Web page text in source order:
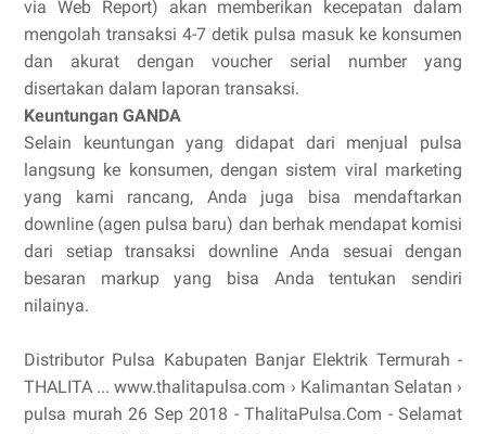
via Web Report) akan memberikan kecepatan dalam
mengolah transaksi 4-7 detik pulsa masuk ke konsumen
dan akurat dengan voucher serial number yang
disertakan dalam laporan transaksi.
Keuntungan GANDA
Selain keuntungan yang didapat dari menjual pulsa
langsung ke konsumen, dengan sistem viral marketing
yang kami rancang, Anda juga bisa mendaftarkan
downline (agen pulsa baru) dan berhak mendapat komisi
dari setiap transaksi downline Anda sesuai dengan
besaran markup yang bisa Anda tentukan sendiri
nilainya.
Distributor Pulsa Kabupaten Banjar Elektrik Termurah -
THALITA ... www.thalitapulsa.com › Kalimantan Selatan ›
pulsa murah 26 Sep 2018 - ThalitaPulsa.Com - Selamat